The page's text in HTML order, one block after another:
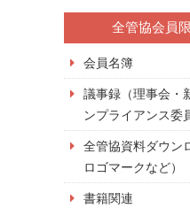
全管協会員
会員名簿
議事録（理事会・
ンプライアンス委
全管協資料ダウン
ロゴマークなど）
書籍関連